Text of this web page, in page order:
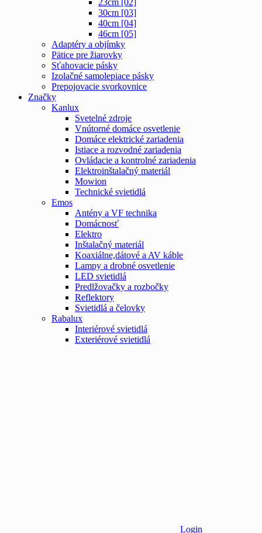
30cm [03]
40cm [04]
46cm [05]
Adaptéry a objímky
Pätice pre žiarovky
Sťahovacie pásky
Izolačné samolepiace pásky
Prepojovacie svorkovnice
Značky
Kanlux
Svetelné zdroje
Vnútorné domáce osvetlenie
Domáce elektrické zariadenia
Istiace a rozvodné zariadenia
Ovládacie a kontrolné zariadenia
Elektroinštalačný materiál
Mowion
Technické svietidlá
Emos
Antény a VF technika
Domácnosť
Elektro
Inštalačný materiál
Koaxiálne,dátové a AV káble
Lampy a drobné osvetlenie
LED svietidlá
Predlžovačky a rozbočky
Reflektory
Svietidlá a čelovky
Rabalux
Interiérové svietidlá
Exteriérové svietidlá
Login